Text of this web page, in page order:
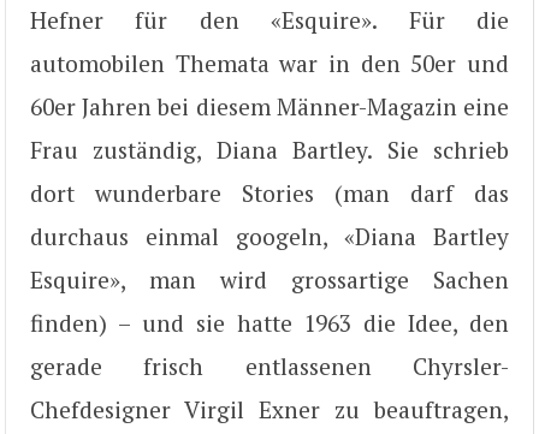
Hefner für den «Esquire». Für die
automobilen Themata war in den 50er und
60er Jahren bei diesem Männer-Magazin eine
Frau zuständig, Diana Bartley. Sie schrieb
dort wunderbare Stories (man darf das
durchaus einmal googeln, «Diana Bartley
Esquire», man wird grossartige Sachen
finden) – und sie hatte 1963 die Idee, den
gerade frisch entlassenen Chyrsler-
Chefdesigner Virgil Exner zu beauftragen,